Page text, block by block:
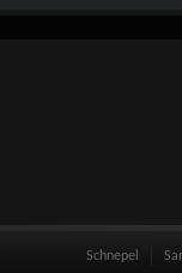
Schnepel